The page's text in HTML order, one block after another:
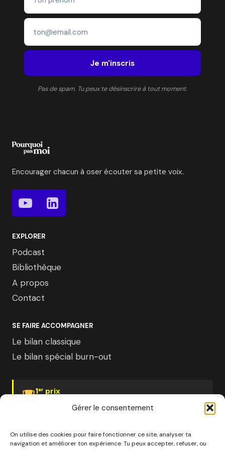
Gérer le consentement
On utilise des cookies pour faire fonctionner ce site, analyser ta
navigation et améliorer ton expérience. Tu peux accepter, refuser, ou
Je m'inscris
Pas de spam. Tu peux te désinscrire à tout moment.
Encourager chacun à oser écouter sa petite voix.
EXPLORER
Podcast
Bibliothèque
A propos
Contact
SE FAIRE ACCOMPAGNER
Le bilan classique
Le bilan spécial burn-out
1er prix